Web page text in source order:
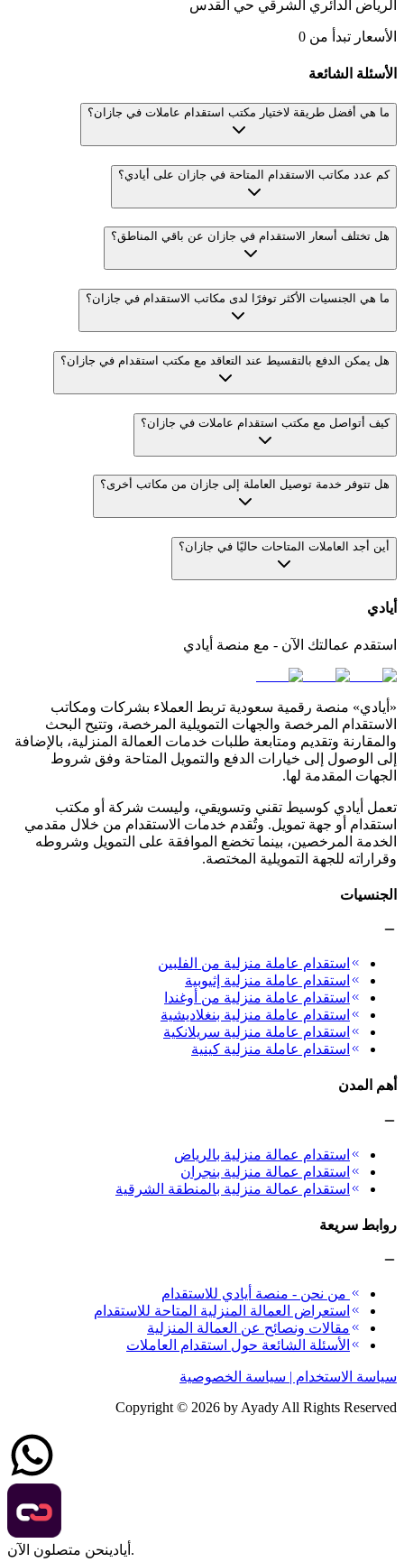
الرياض الدائري الشرقي حي القدس
الأسعار تبدأ من 0
الأسئلة الشائعة
ما هي أفضل طريقة لاختيار مكتب استقدام عاملات في جازان؟
كم عدد مكاتب الاستقدام المتاحة في جازان على أيادي؟
هل تختلف أسعار الاستقدام في جازان عن باقي المناطق؟
ما هي الجنسيات الأكثر توفرًا لدى مكاتب الاستقدام في جازان؟
هل يمكن الدفع بالتقسيط عند التعاقد مع مكتب استقدام في جازان؟
كيف أتواصل مع مكتب استقدام عاملات في جازان؟
هل تتوفر خدمة توصيل العاملة إلى جازان من مكاتب أخرى؟
أين أجد العاملات المتاحات حاليًا في جازان؟
أيادي
استقدم عمالتك الآن - مع منصة أيادي
«أيادي» منصة رقمية سعودية تربط العملاء بشركات ومكاتب
الاستقدام المرخصة والجهات التمويلية المرخصة، وتتيح البحث
والمقارنة وتقديم ومتابعة طلبات خدمات العمالة المنزلية، بالإضافة
إلى الوصول إلى خيارات الدفع والتمويل المتاحة وفق شروط
الجهات المقدمة لها.
تعمل أيادي كوسيط تقني وتسويقي، وليست شركة أو مكتب
استقدام أو جهة تمويل. وتُقدم خدمات الاستقدام من خلال مقدمي
الخدمة المرخصين، بينما تخضع الموافقة على التمويل وشروطه
وقراراته للجهة التمويلية المختصة.
الجنسيات
استقدام عاملة منزلية من الفلبين
استقدام عاملة منزلية إثيوبية
استقدام عاملة منزلية من أوغندا
استقدام عاملة منزلية بنغلاديشية
استقدام عاملة منزلية سريلانكية
استقدام عاملة منزلية كينية
أهم المدن
استقدام عمالة منزلية بالرياض
استقدام عمالة منزلية بنجران
استقدام عمالة منزلية بالمنطقة الشرقية
روابط سريعة
من نحن - منصة أيادي للاستقدام
استعراض العمالة المنزلية المتاحة للاستقدام
مقالات ونصائح عن العمالة المنزلية
الأسئلة الشائعة حول استقدام العاملات
سياسة الاستخدام | سياسة الخصوصية
Copyright © 2026 by Ayady All Rights Reserved
أيادي نحن متصلون الآن.